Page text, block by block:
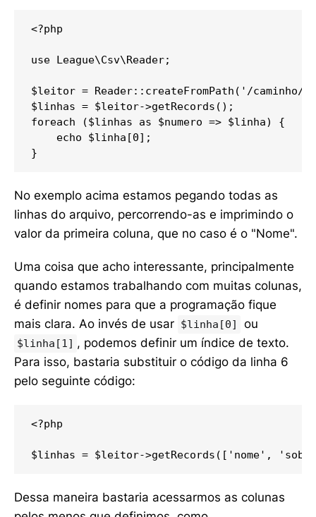
<?php
use League\Csv\Reader;
$leitor = Reader::createFromPath('/
$linhas = $leitor->getRecords();
foreach ($linhas as $numero => $linha) {
    echo $linha[0];
}
No exemplo acima estamos pegando todas as
linhas do arquivo, percorrendo-as e imprimindo o
valor da primeira coluna, que no caso é o "Nome".
Uma coisa que acho interessante, principalmente
quando estamos trabalhando com muitas colunas,
é definir nomes para que a programação fique
mais clara. Ao invés de usar $linha[0] ou
$linha[1] , podemos definir um índice de texto.
Para isso, bastaria substituir o código da linha 6
pelo seguinte código:
<?php
$linhas = $leitor->getRecords(['nome',
Dessa maneira bastaria acessarmos as colunas